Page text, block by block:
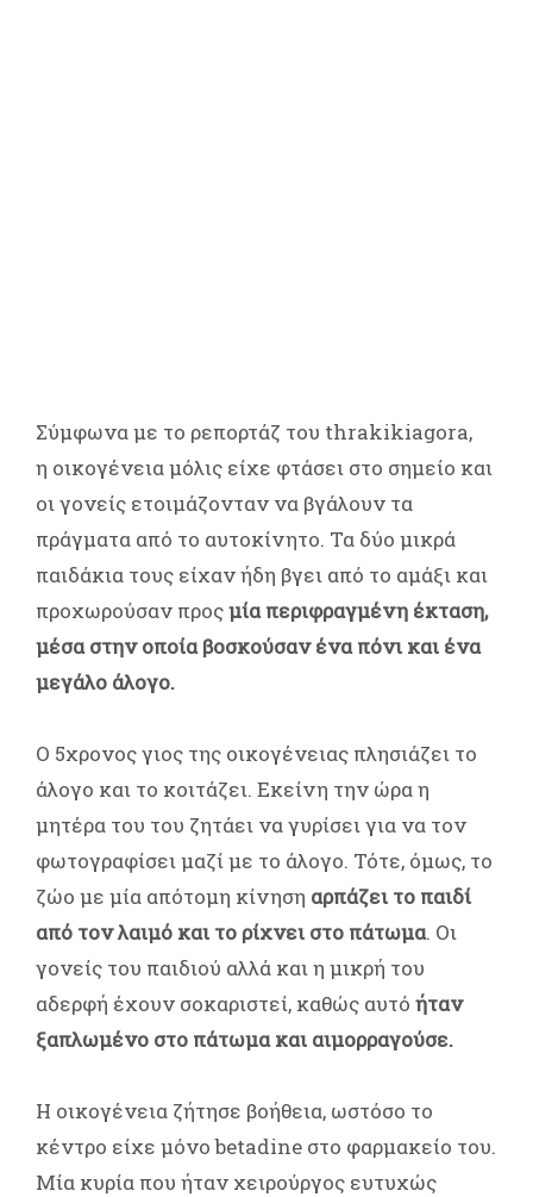
Σύμφωνα με το ρεπορτάζ του thrakikiagora,
η οικογένεια μόλις είχε φτάσει στο σημείο και
οι γονείς ετοιμάζονταν να βγάλουν τα
πράγματα από το αυτοκίνητο. Τα δύο μικρά
παιδάκια τους είχαν ήδη βγει από το αμάξι και
προχωρούσαν προςμία περιφραγμένη έκταση,
μέσα στην οποία βοσκούσαν ένα πόνι και ένα
μεγάλο άλογο.
Ο 5χρονος γιος της οικογένειας πλησιάζει το
άλογο και το κοιτάζει. Εκείνη την ώρα η
μητέρα του του ζητάει να γυρίσει για να τον
φωτογραφίσει μαζί με το άλογο. Τότε, όμως, το
ζώο με μία απότομη κίνηση αρπάζει το παιδί
από τον λαιμό και το ρίχνει στο πάτωμα. Οι
γονείς του παιδιού αλλά και η μικρή του
αδερφή έχουν σοκαριστεί, καθώς αυτό ήταν
ξαπλωμένο στο πάτωμα και αιμορραγούσε.
Η οικογένεια ζήτησε βοήθεια, ωστόσο το
κέντρο είχε μόνο betadine στο φαρμακείο του.
Μία κυρία που ήταν χειρούργος ευτυχώς